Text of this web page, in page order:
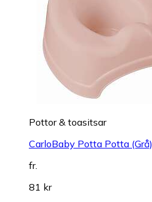
Pottor & toasitsar
CarloBaby Potta Potta (Grå)
fr.
81 kr